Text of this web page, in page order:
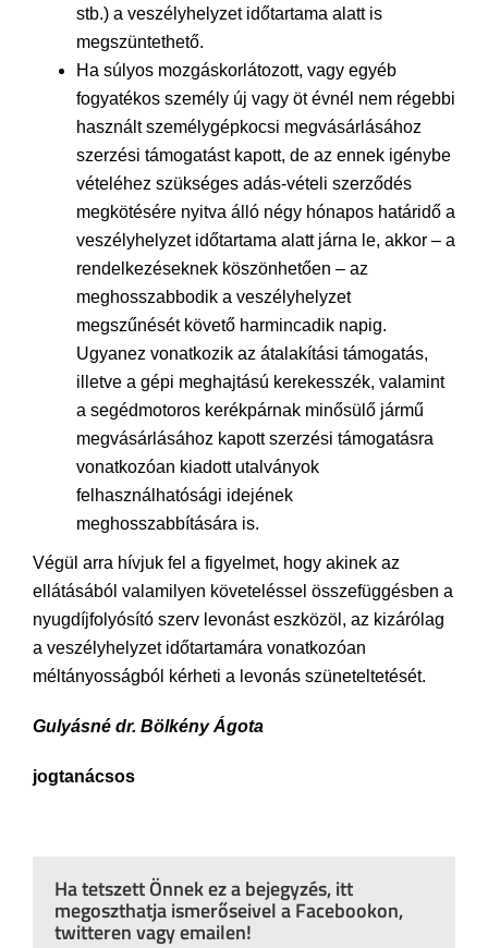
stb.) a veszélyhelyzet időtartama alatt is
megszüntethető.
Ha súlyos mozgáskorlátozott, vagy egyéb
fogyatékos személy új vagy öt évnél nem régebbi
használt személygépkocsi megvásárlásához
szerzési támogatást kapott, de az ennek igénybe
vételéhez szükséges adás-vételi szerződés
megkötésére nyitva álló négy hónapos határidő a
veszélyhelyzet időtartama alatt járna le, akkor – a
rendelkezéseknek köszönhetően – az
meghosszabbodik a veszélyhelyzet
megszűnését követő harmincadik napig.
Ugyanez vonatkozik az átalakítási támogatás,
illetve a gépi meghajtású kerekesszék, valamint
a segédmotoros kerékpárnak minősülő jármű
megvásárlásához kapott szerzési támogatásra
vonatkozóan kiadott utalványok
felhasználhatósági idejének
meghosszabbítására is.
Végül arra hívjuk fel a figyelmet, hogy akinek az
ellátásából valamilyen követeléssel összefüggésben a
nyugdíjfolyósító szerv levonást eszközöl, az kizárólag
a veszélyhelyzet időtartamára vonatkozóan
méltányosságból kérheti a levonás szüneteltetését.
Gulyásné dr. Bölkény Ágota
jogtanácsos
Ha tetszett Önnek ez a bejegyzés, itt
megoszthatja ismerőseivel a Facebookon,
twitteren vagy emailen!